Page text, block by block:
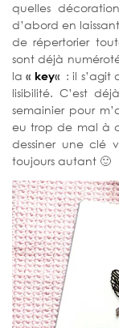
quelles
d’abord en
de répertorier
sont déjà
la« key« : il s’agit
lisibilité. C’est
semainier pour
eu trop de mal à
dessiner une clé
toujours autant 🙂